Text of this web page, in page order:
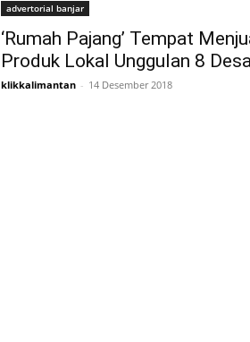
advertorial banjar
‘Rumah Pajang’ Tempat
Produk Lokal Unggulan 8
klikkalimantan - 14 Desember 2018